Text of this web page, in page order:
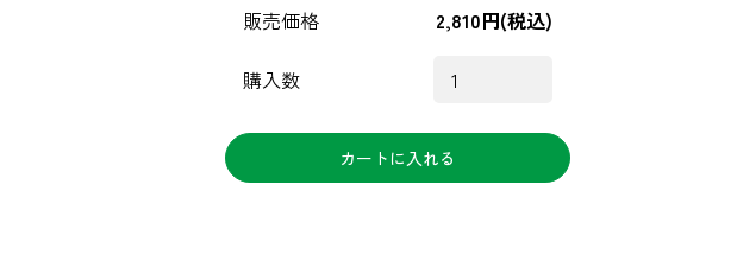
販売価格 2,810円(税込)
購入数